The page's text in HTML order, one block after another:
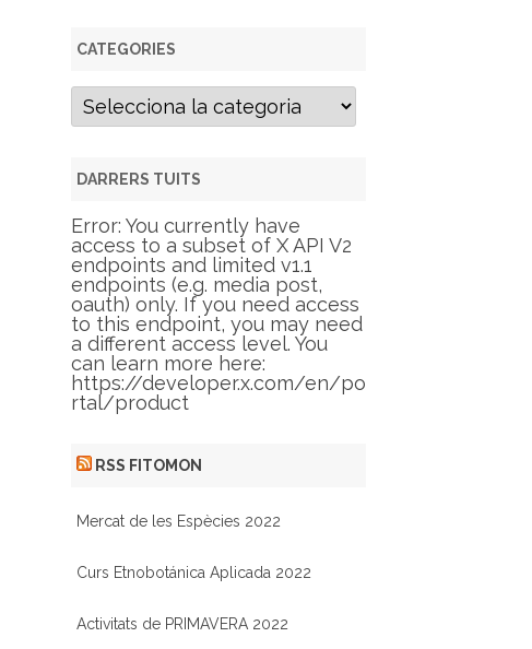
CATEGORIES
C
g
r
i
e
s
DARRERS TUITS
Error: You currently have
access to a subset of X API V2
endpoints and limited v1.1
endpoints (e.g. media post,
oauth) only. If you need access
to this endpoint, you may need
a different access level. You
can learn more here:
https://developer.x.com/en/po
rtal/product
RSS FITOMON
Mercat de les Espècies 2022
Curs Etnobotánica Aplicada 2022
Activitats de PRIMAVERA 2022